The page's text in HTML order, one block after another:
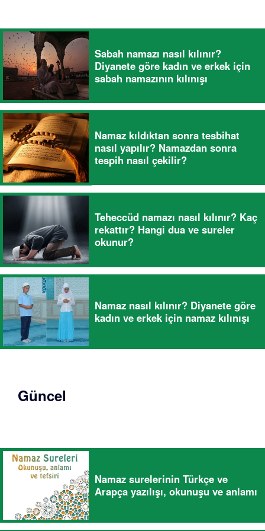
Sabah namazı nasıl kılınır?
Diyanete göre kadın ve erkek için
sabah namazının kılınışı
Namaz kıldıktan sonra tesbihat
nasıl yapılır? Namazdan sonra
tespih nasıl çekilir?
Teheccüd namazı nasıl kılınır? Kaç
rekattır? Hangi dua ve sureler
okunur?
Namaz nasıl kılınır? Diyanete göre
kadın ve erkek için namaz kılınışı
Güncel
Namaz surelerinin Türkçe ve
Arapça yazılışı, okunuşu ve anlamı